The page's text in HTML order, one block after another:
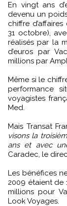
En vingt ans d’existence, le groupe Transat France est
devenu un
chiffre
31 octobre),
réalisés par la
d’euros par
millions par
Même si le
performance
voyagistes
Med.
Mais Transat
visons la
ans et avec
Caradec, le
Les bénéfices
2009 étaient de
millions pour
Look Voyages.